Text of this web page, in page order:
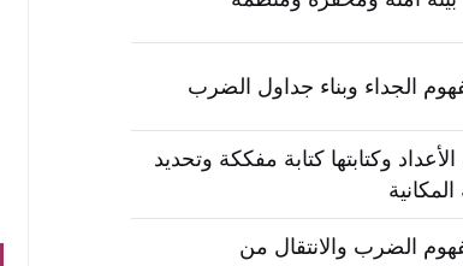
الجداء وبناء جداول الضرب
وكتابتها كتابة مفككة وتحديد
الضرب والانتقال من